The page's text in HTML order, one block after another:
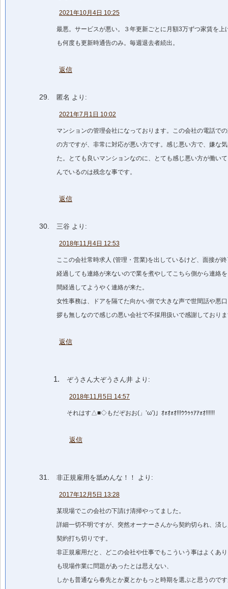
2021年10月4日 10:25
最悪。サービスが悪い。３年更新ごとに月額3万ずつ家賃を上
も何度も更新時通告のみ。毎週退去者続出。
返信
匿名 より:
2021年7月1日 10:02
マンションの管理会社になっております。この会社の電話で
の方ですが、非常に対応が悪い方です。感じ悪い方で、嫌な
た。とても良いマンションなのに、とても感じ悪い方が働い
んでいるのは残念な事です。
返信
三谷 より:
2018年11月4日 12:53
ここの会社常時求人 (管理・営業)を出しているけど、面接が
経過しても連絡が来ないので業を煮やしてこちら側から連絡
間経過してようやく連絡が来た。
女性事務は、ドアを隔てた向かい側で大きな声で世間話や悪
拶も無しなので感じの悪い会社で不採用扱いで感謝しており
返信
ぞうさん大ぞうさん井 より:
2018年11月5日 14:57
それはす△■◇もだぞおお(」’ω’)」ｵｫｵｫｵ!!!ｳｳｩｩｱｱｫｵ!!!!!!
返信
非正規雇用を舐めんな！！ より:
2017年12月5日 13:28
某現場でこの会社の下請け清掃やってました。
詳細一切不明ですが、突然オーナーさんから契約切られ、済
契約打ち切りです。
非正規雇用だと、どこの会社や仕事でもこういう事はよくあ
も現場作業に問題があったとは思えない、
しかも普通なら春先とか夏とかもっと時期を選ぶと思うので